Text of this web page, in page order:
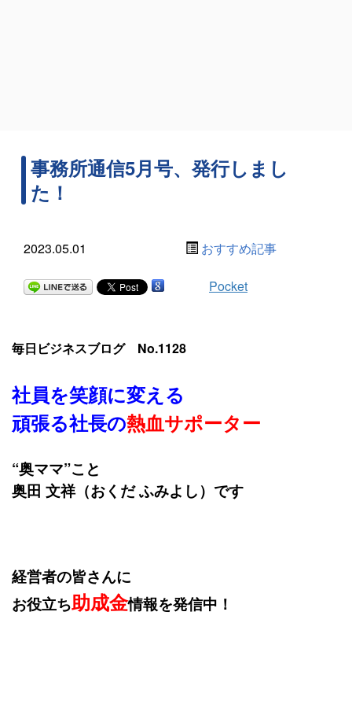
事務所通信5月号、発行しまし
た！
2023.05.01 おすすめ記事
Pocket
毎日ビジネスブログ No.1128
社員を笑顔に変える
頑張る社長の熱血サポーター
“奥ママ”こと
奥田 文祥（おくだ ふみよし）です
経営者の皆さんに
お役立ち助成金情報を発信中！